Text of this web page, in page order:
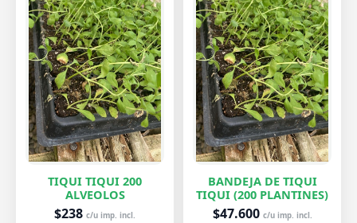
TIQUI TIQUI 200
ALVEOLOS
$238 c/u imp. incl.
BANDEJA DE TIQUI
TIQUI (200 PLANTINES)
$47.600 c/u imp. incl.